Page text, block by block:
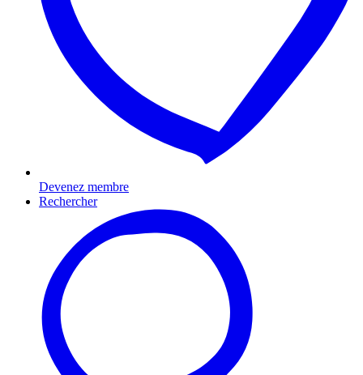
Devenez membre
Rechercher